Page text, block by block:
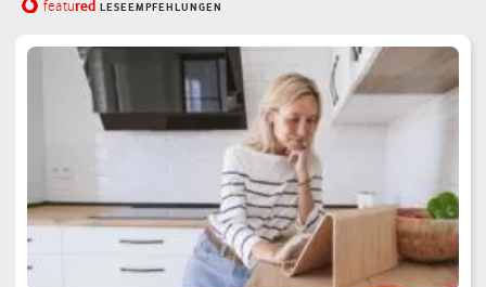
featured LESEEMPFEHLUNGEN